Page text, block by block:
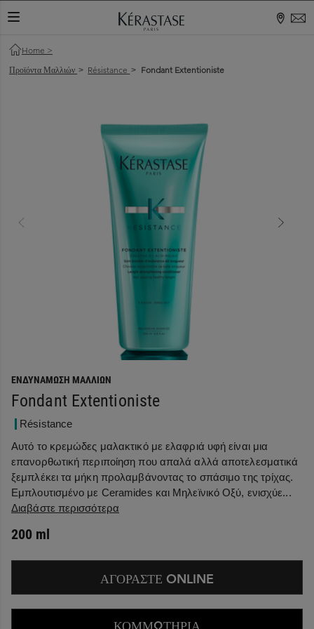
ΕΝΑΛΛΑΓΉ ΠΕΡΙΉΓΗΣΗΣ
Home >
Προϊόντα Μαλλιών > Résistance > Fondant Extentioniste
ΕΝΔΥΝΆΜΩΣΗ ΜΑΛΛΙΏΝ
Fondant Extentioniste
Résistance
Αυτό το κρεμώδες μαλακτικό με ελαφριά υφή είναι μια
επανορθωτική περιποίηση που απαλά αλλά αποτελεσματικά
ξεμπλέκει τα μήκη προλαμβάνοντας το σπάσιμο της τρίχας.
Εμπλουτισμένο με Ceramides και Μηλεϊνικό Οξύ, ενισχύε...
Διαβάστε περισσότερα
200 ml
ΑΓΟΡΑΣΤΕ ONLINE